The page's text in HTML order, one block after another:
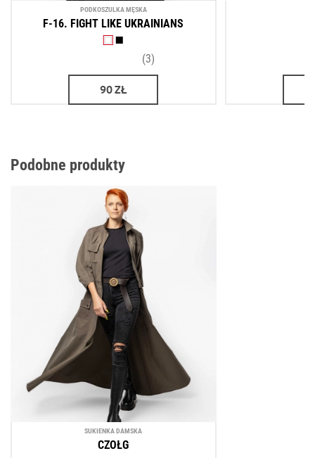
PODKOSZULKA MĘSKA
F-16. FIGHT LIKE UKRAINIANS
(3)
90ZŁ
Podobne produkty
SUKIENKA DAMSKA
CZOŁG